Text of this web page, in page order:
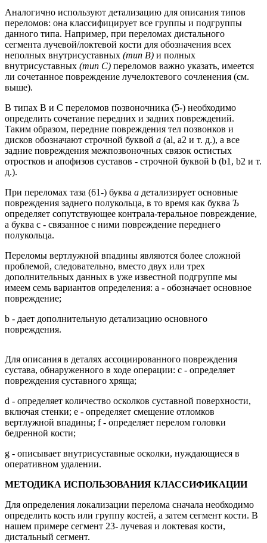
Аналогично используют детализацию для описания типов
переломов: она классифицирует все группы и подгруппы
данного типа. Например, при переломах дистального
сегмента лучевой/локтевой кости для обозначения всех
неполных внутрисуставных (тип В) и полных
внутрисуставных (тип С) переломов важно указать, имеется
ли сочетанное повреждение лучелоктевого сочленения (см.
выше).
В типах В и С переломов позвоночника (5-) необходимо
определить сочетание передних и задних повреждений.
Таким образом, передние повреждения тел позвонков и
дисков обозначают строчной буквой a (al, а2 и т. д.), а все
задние повреждения межпозвоночных связок остистых
отростков и апофизов суставов - строчной буквой b (b1, b2 и т.
д.).
При переломах таза (61-) буква а детализирует основные
повреждения заднего полукольца, в то время как буква Ъ
определяет сопутствующее контрала-теральное повреждение,
а буква с - связанное с ними повреждение переднего
полукольца.
Переломы вертлужной впадины являются более сложной
проблемой, следовательно, вместо двух или трех
дополнительных данных в уже известной подгруппе мы
имеем семь вариантов определения: а - обозначает основное
повреждение;
b - дает дополнительную детализацию основного
повреждения.
Для описания в деталях ассоциированного повреждения
сустава, обнаруженного в ходе операции: с - определяет
повреждения суставного хряща;
d - определяет количество осколков суставной поверхности,
включая стенки; е - определяет смещение отломков
вертлужной впадины; f - определяет перелом головки
бедренной кости;
g - описывает внутрисуставные осколки, нуждающиеся в
оперативном удалении.
МЕТОДИКА ИСПОЛЬЗОВАНИЯ КЛАССИФИКАЦИИ
Для определения локализации перелома сначала необходимо
определить кость или группу костей, а затем сегмент кости. В
нашем примере сегмент 23- лучевая и локтевая кости,
дистальный сегмент.